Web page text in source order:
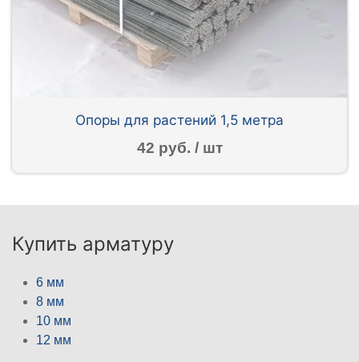
Опоры для растений 1,5 метра
42 руб. / шт
Купить арматуру
6 мм
8 мм
10 мм
12 мм